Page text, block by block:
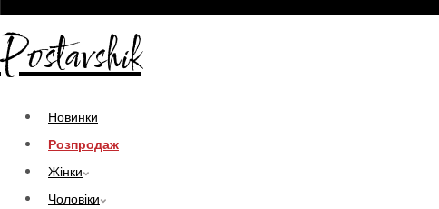
Postavshik
Новинки
Розпродаж
Жінки
Чоловіки